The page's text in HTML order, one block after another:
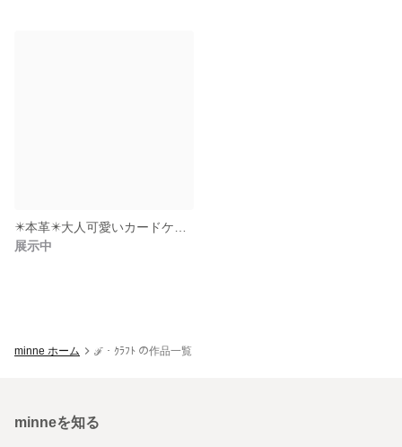
展示中
minne ホーム ℱ・ｸﾗﾌﾄ の作品一覧
minneを知る